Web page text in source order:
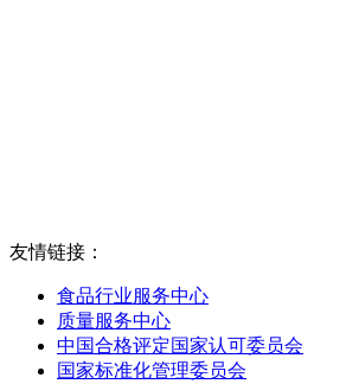
友情链接：
食品行业服务中心
质量服务中心
中国合格评定国家认可委员会
国家标准化管理委员会